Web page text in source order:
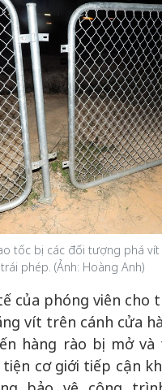
tốc bị các đối tượng phá vít
phép. (Ảnh: Hoàng Anh)
của phóng viên cho
vít trên cánh cửa
hàng rào bị mở và
cơ giới tiếp cận